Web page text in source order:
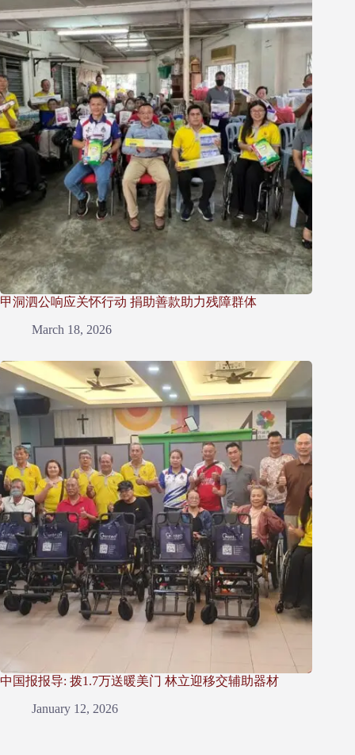
甲洞泗公响应关怀行动 捐助善款助力残障群体
March 18, 2026
中国报报导: 拨1.7万送暖美门 林立迎移交辅助器材
January 12, 2026